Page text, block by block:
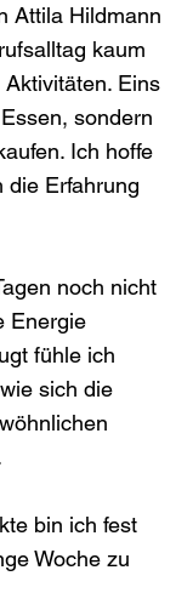
Attila Hildmann
kaum
Eins
sondern
Ich hoffe
die Erfahrung
noch nicht
Energie
fühle ich
sich die
bin ich fest
Woche zu